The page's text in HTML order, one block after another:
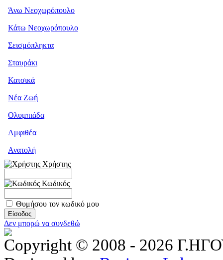
Άνω Νεοχωρόπουλο
Κάτω Νεοχωρόπουλο
Σεισμόπληκτα
Σταυράκι
Κατσικά
Νέα Ζωή
Ολυμπιάδα
Αμφιθέα
Ανατολή
Χρήστης
Κωδικός
Θυμήσου τον κωδικό μου
Δεν μπορώ να συνδεθώ
Copyright © 2008 - 2026